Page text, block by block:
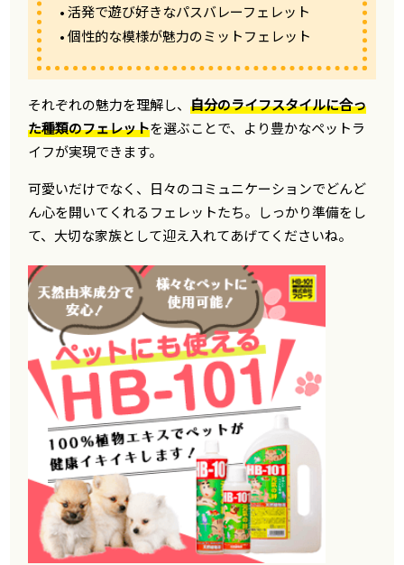
• 活発で遊び好きなパスバレーフェレット
• 個性的な模様が魅力のミットフェレット
それぞれの魅力を理解し、自分のライフスタイルに合っ
た種類のフェレットを選ぶことで、より豊かなペットラ
イフが実現できます。
可愛いだけでなく、日々のコミュニケーションでどんど
ん心を開いてくれるフェレットたち。しっかり準備をし
て、大切な家族として迎え入れてあげてくださいね。